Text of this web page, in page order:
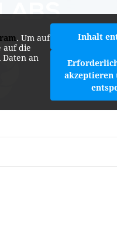
. Um auf
auf die
an
Inhalt
akzeptieren